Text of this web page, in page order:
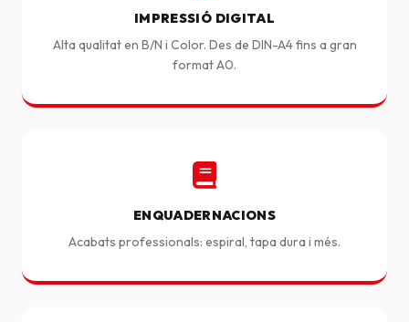
IMPRESSIÓ DIGITAL
Alta qualitat en B/N i Color. Des de DIN-A4 fins a gran
format A0.
ENQUADERNACIONS
Acabats professionals: espiral, tapa dura i més.